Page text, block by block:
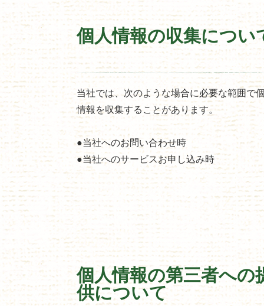
個人情報の収集につい
当社では、次のような場合に必要な範囲で
情報を収集することがあります。
●当社へのお問い合わせ時
●当社へのサービスお申し込み時
個人情報の第三者への
供について